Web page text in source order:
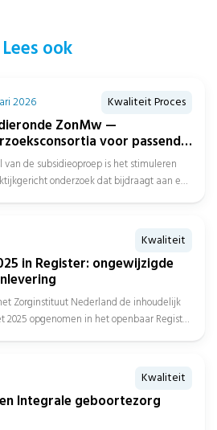
Lees ook
2026 Kwaliteit Proces
ZonMw —
voor passend
over de gehele
van de subsidieoproep is het stimuleren
onderzoek dat bijdraagt aan een
Kwaliteit
in Register: ongewijzigde
Zorginstituut Nederland de inhoudelijk
opgenomen in het openbaar Register
Kwaliteit
Integrale geboortezorg